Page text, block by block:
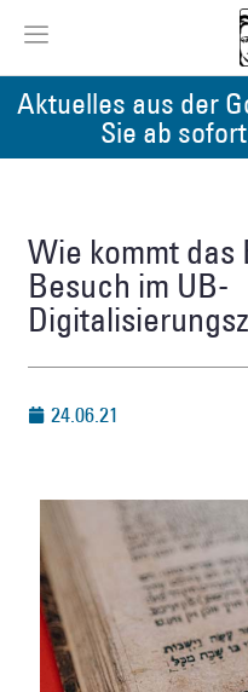
Aktuelles aus der
Sie ab
Wie kommt das
Besuch im UB-
24.06.21